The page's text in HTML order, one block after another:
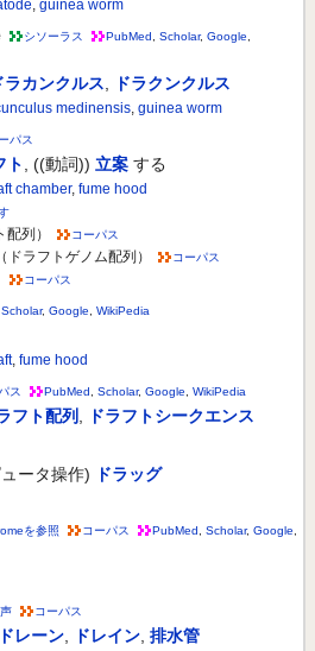
, guinea worm
シソーラス PubMed Scholar, Google
ラカンクルス ドラクンクルス
medinensis, guinea worm
パス
ト ((動詞)) 立案 する
chamber, fume hood
配列） コーパス
（ドラフトゲノム配列） コーパス
コーパス
Scholar, Google WikiPedia
, fume hood
ス PubMed Scholar, Google WikiPedia
フト配列
ドラフトシークエンス
ータ操作) ドラッグ
を参照 コーパス PubMed Scholar, Google
コーパス
ドレーン ドレイン 排水管